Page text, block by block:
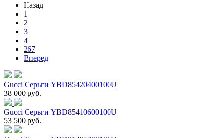
Назад
1
2
3
4
267
Вперед
Gucci Серьги YBD85420400100U
38 000 руб.
Gucci Серьги YBD85410600100U
53 500 руб.